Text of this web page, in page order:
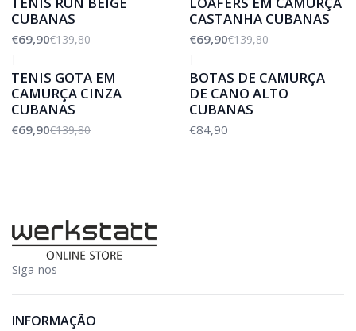
CUBANAS
€69,90€139,80
CASTANHA CUBANAS
€69,90€139,80
|
TENIS GOTA EM
CAMURÇA CINZA
CUBANAS
€69,90€139,80
|
BOTAS DE CAMURÇA
DE CANO ALTO
CUBANAS
€84,90
Siga-nos
INFORMAÇÃO